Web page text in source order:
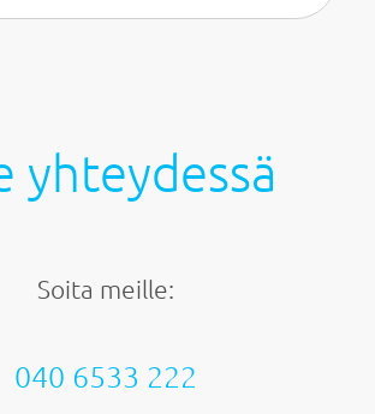
yhteydessä
Soita meille:
040 6533 222